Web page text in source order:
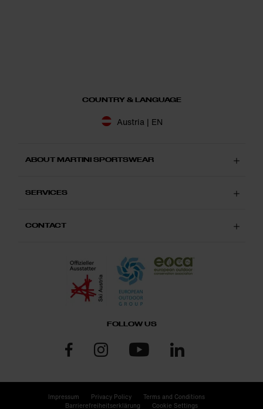
COUNTRY & LANGUAGE
Austria | EN
ABOUT MARTINI SPORTSWEAR
SERVICES
CONTACT
FOLLOW US
Impressum Privacy Policy
Terms and Conditions
Barrierefreiheitserklärung
Cookie Settings